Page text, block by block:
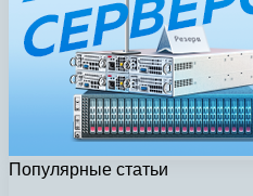
Популярные статьи